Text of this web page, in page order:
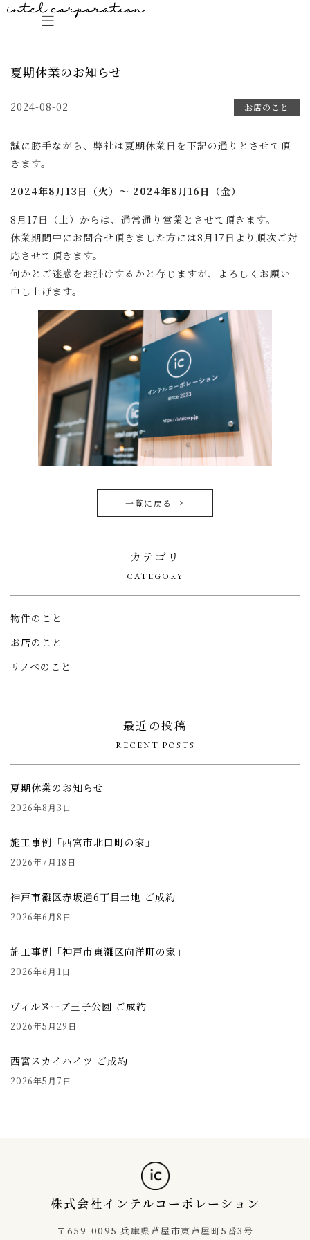
夏期休業のお知らせ
2024-08-02 お店のこと
誠に勝手ながら、弊社は夏期休業日を下記の通りとさせて頂
きます。
2024年8月13日（火）～ 2024年8月16日（金）
8月17日（土）からは、通常通り営業とさせて頂きます。
休業期間中にお問合せ頂きました方には8月17日より順次ご対
応させて頂きます。
何かとご迷惑をお掛けするかと存じますが、よろしくお願い
申し上げます。
一覧に戻る
カテゴリ
CATEGORY
物件のこと
お店のこと
リノベのこと
最近の投稿
RECENT POSTS
夏期休業のお知らせ
2026年8月3日
施工事例「西宮市北口町の家」
2026年7月18日
神戸市灘区赤坂通6丁目土地 ご成約
2026年6月8日
施工事例「神戸市東灘区向洋町の家」
2026年6月1日
ヴィルヌーブ王子公園 ご成約
2026年5月29日
西宮スカイハイツ ご成約
2026年5月7日
株式会社インテルコーポレーション
〒659-0095 兵庫県芦屋市東芦屋町5番3号